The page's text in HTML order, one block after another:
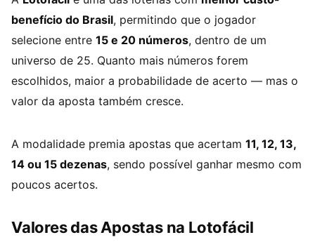
benefício do Brasil, permitindo que o jogador
selecione entre 15 e 20 números, dentro de um
universo de 25. Quanto mais números forem
escolhidos, maior a probabilidade de acerto — mas o
valor da aposta também cresce.
A modalidade premia apostas que acertam 11, 12, 13,
14 ou 15 dezenas, sendo possível ganhar mesmo com
poucos acertos.
Valores das Apostas na Lotofácil